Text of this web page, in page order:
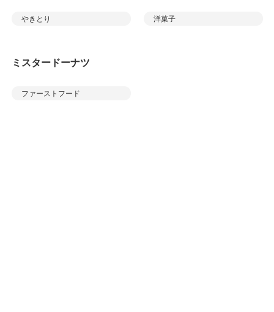
やきとり 洋菓子
ミスタードーナツ
ファーストフード